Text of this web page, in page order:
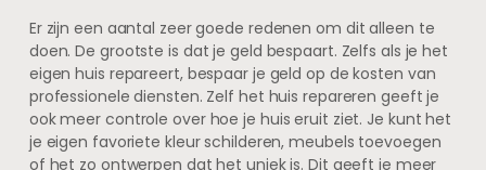
Er zijn een aantal zeer goede redenen om dit alleen te
doen. De grootste is dat je geld bespaart. Zelfs als je het
eigen huis repareert, bespaar je geld op de kosten van
professionele diensten. Zelf het huis repareren geeft je
ook meer controle over hoe je huis eruit ziet. Je kunt het
je eigen favoriete kleur schilderen, meubels toevoegen
of het zo ontwerpen dat het uniek is. Dit geeft je meer